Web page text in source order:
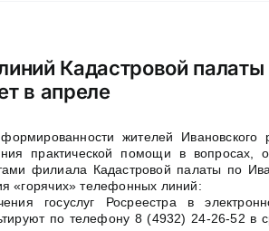
Кадастровой
в апреле
жителей Ивановского
практической помощи в вопросах,
филиала Кадастровой палаты по
«горячих» телефонных линий:
госуслуг Росреестра в
по телефону 8 (4932) 24-26-52 в